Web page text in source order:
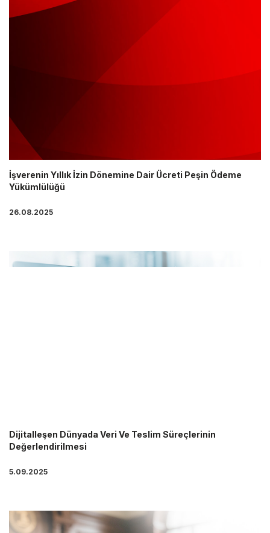
İşverenin Yıllık İzin Dönemine Dair Ücreti Peşin Ödeme
Yükümlülüğü
26.08.2025
Dijitalleşen Dünyada Veri Ve Teslim Süreçlerinin
Değerlendirilmesi
5.09.2025